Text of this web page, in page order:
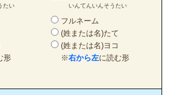
たい
形
いんてんいんそうたい
フルネーム
(姓または名)たて
(姓または名)ヨコ
※右から左に読む形